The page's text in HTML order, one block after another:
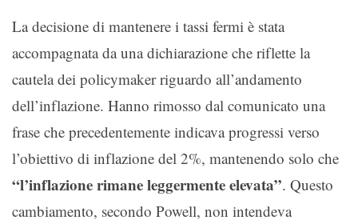
La decisione di mantenere i tassi fermi è stata
accompagnata da una dichiarazione che riflette la
cautela dei policymaker riguardo all’andamento
dell’inflazione. Hanno rimosso dal comunicato una
frase che precedentemente indicava progressi verso
l’obiettivo di inflazione del 2%, mantenendo solo che
“l’inflazione rimane leggermente elevata”. Questo
cambiamento, secondo Powell, non intendeva